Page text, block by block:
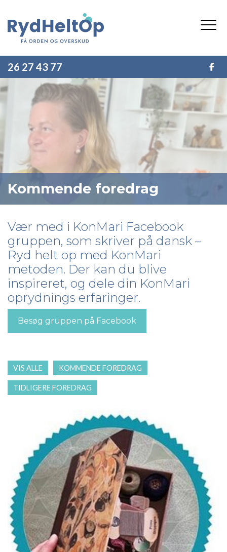
hovedindhold
26 27 43 77
Kommende foredrag
Vær med i KonMari Facebook
gruppen, som skriver på dansk –
Ryd helt op med KonMari
metoden. Der kan du blive
inspireret, og dele din KonMari
oprydnings erfaringer.
Besøg gruppen på Facebook
VIS ALLE KOMMENDE FOREDRAG
TIDLIGERE FOREDRAG